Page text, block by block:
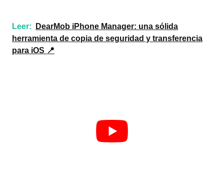
Leer:
DearMob iPhone Manager: una sólida
herramienta de copia de seguridad y transferencia
para iOS 📍